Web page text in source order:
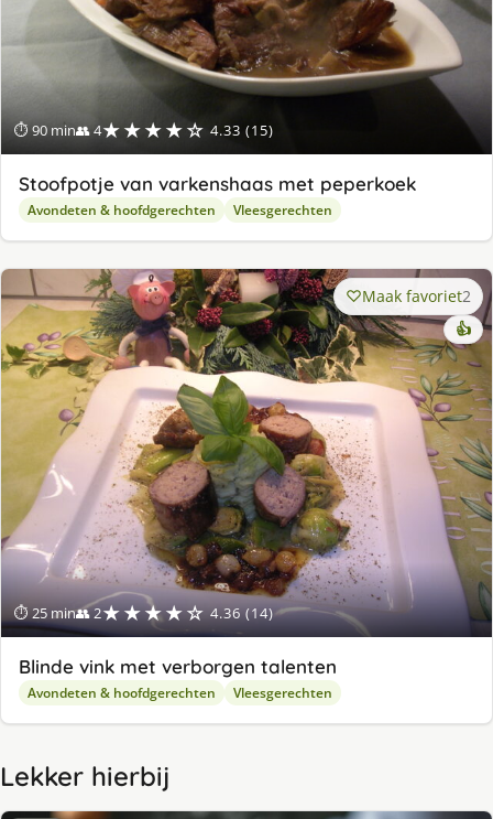
⏱ 90 min👥 4★★★★☆ 4.33 (15)
Stoofpotje van varkenshaas met peperkoek
Avondeten & hoofdgerechten Vleesgerechten
⏱ 25 min👥 2★★★★☆ 4.36 (14)
Maak favoriet2
👍
Blinde vink met verborgen talenten
Avondeten & hoofdgerechten Vleesgerechten
Lekker hierbij